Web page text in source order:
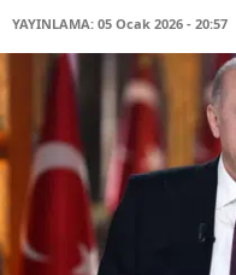
YAYINLAMA: 05 Ocak 2026 - 20:57